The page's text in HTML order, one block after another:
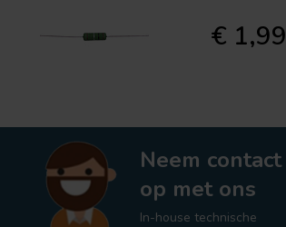
€ 1,99
Neem contact
op met ons
In-house technische